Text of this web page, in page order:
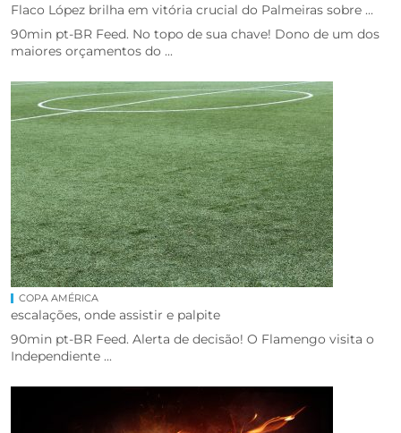
Flaco López brilha em vitória crucial do Palmeiras sobre ...
90min pt-BR Feed. No topo de sua chave! Dono de um dos
maiores orçamentos do ...
COPA AMÉRICA
escalações, onde assistir e palpite
90min pt-BR Feed. Alerta de decisão! O Flamengo visita o
Independiente ...